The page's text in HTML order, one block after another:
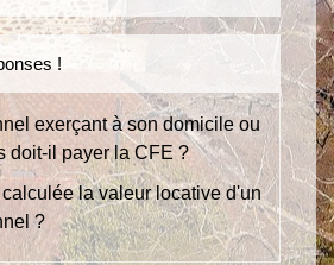
!
exerçant à son domicile ou
doit-il payer la CFE ?
la valeur locative d'un
?